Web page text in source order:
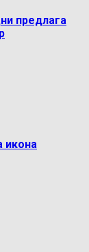
предлага
икона